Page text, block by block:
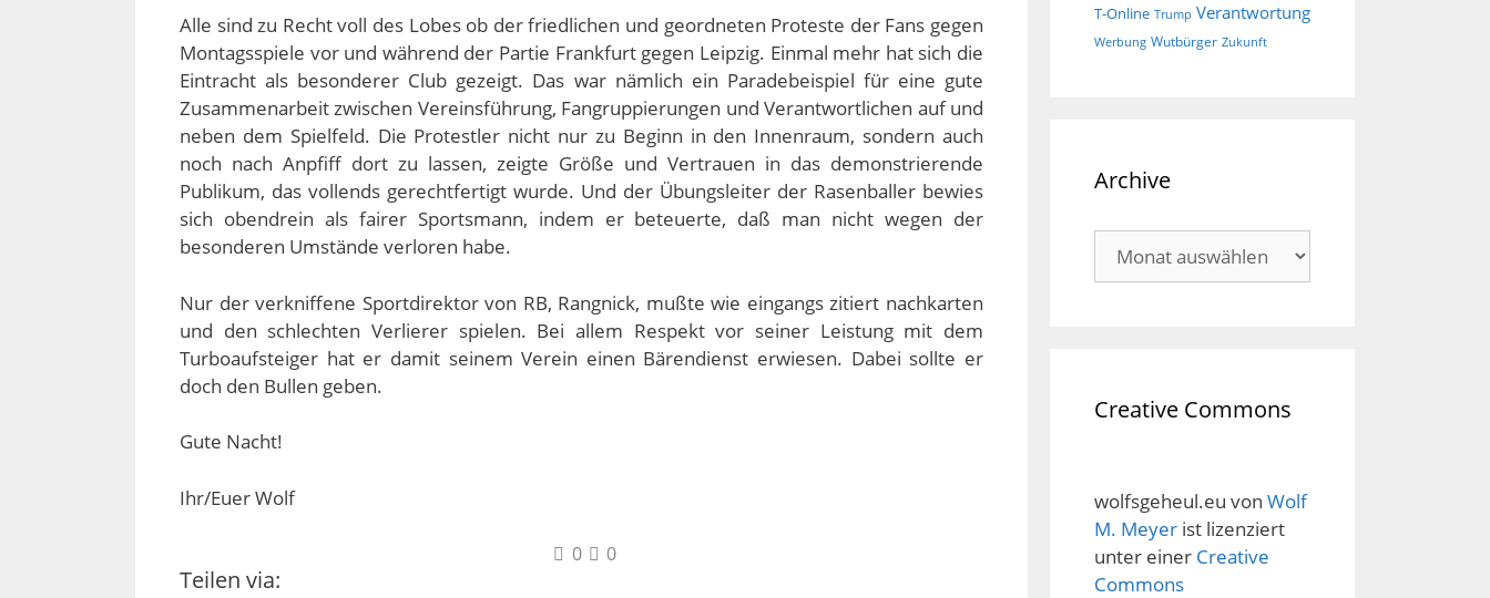
Alle sind zu Recht voll des Lobes ob der friedlichen und geordneten Proteste der Fans gegen
Montagsspiele vor und während der Partie Frankfurt gegen Leipzig. Einmal mehr hat sich die
Eintracht als besonderer Club gezeigt. Das war nämlich ein Paradebeispiel für eine gute
Zusammenarbeit zwischen Vereinsführung, Fangruppierungen und Verantwortlichen auf und
neben dem Spielfeld. Die Protestler nicht nur zu Beginn in den Innenraum, sondern auch
noch nach Anpfiff dort zu lassen, zeigte Größe und Vertrauen in das demonstrierende
Publikum, das vollends gerechtfertigt wurde. Und der Übungsleiter der Rasenballer bewies
sich obendrein als fairer Sportsmann, indem er beteuerte, daß man nicht wegen der
besonderen Umstände verloren habe.
Nur der verkniffene Sportdirektor von RB, Rangnick, mußte wie eingangs zitiert nachkarten
und den schlechten Verlierer spielen. Bei allem Respekt vor seiner Leistung mit dem
Turboaufsteiger hat er damit seinem Verein einen Bärendienst erwiesen. Dabei sollte er
doch den Bullen geben.
Gute Nacht!
Ihr/Euer Wolf
0 0
Teilen via:
T-Online Trump Verantwortung
Werbung Wutbürger Zukunft
Archive
Creative Commons
wolfsgeheul.eu von Wolf
M. Meyer ist lizenziert
unter einer Creative
Commons